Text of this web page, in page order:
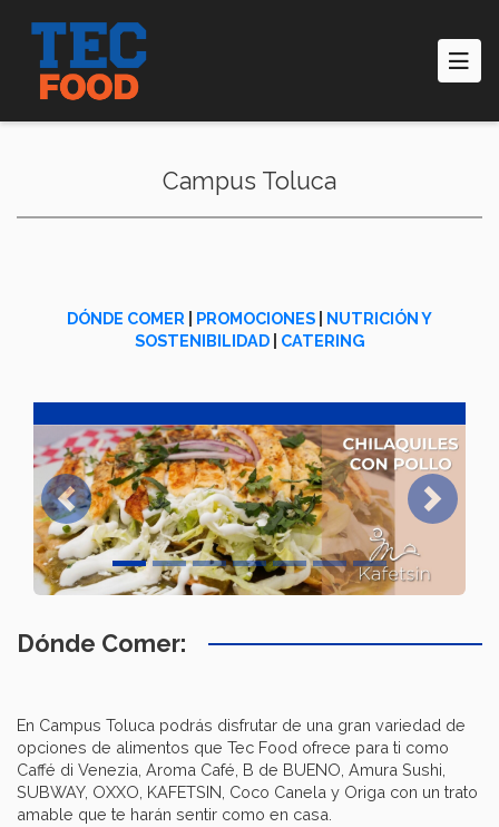
principal
Campus Toluca
DÓNDE COMER PROMOCIONES
NUTRICIÓN Y
SOSTENIBILIDAD| CATERING
Previous Next
Dónde Comer:
En Campus Toluca podrás disfrutar de una gran variedad de
opciones de alimentos que Tec Food ofrece para ti como
Caffé di Venezia, Aroma Café, B de BUENO, Amura Sushi,
SUBWAY, OXXO, KAFETSIN, Coco Canela y Origa con un trato
amable que te harán sentir como en casa.